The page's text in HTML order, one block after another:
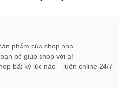
phẩm của shop nha
bè giúp shop với ạ!
bất kỳ lúc nào – luôn online 24/7